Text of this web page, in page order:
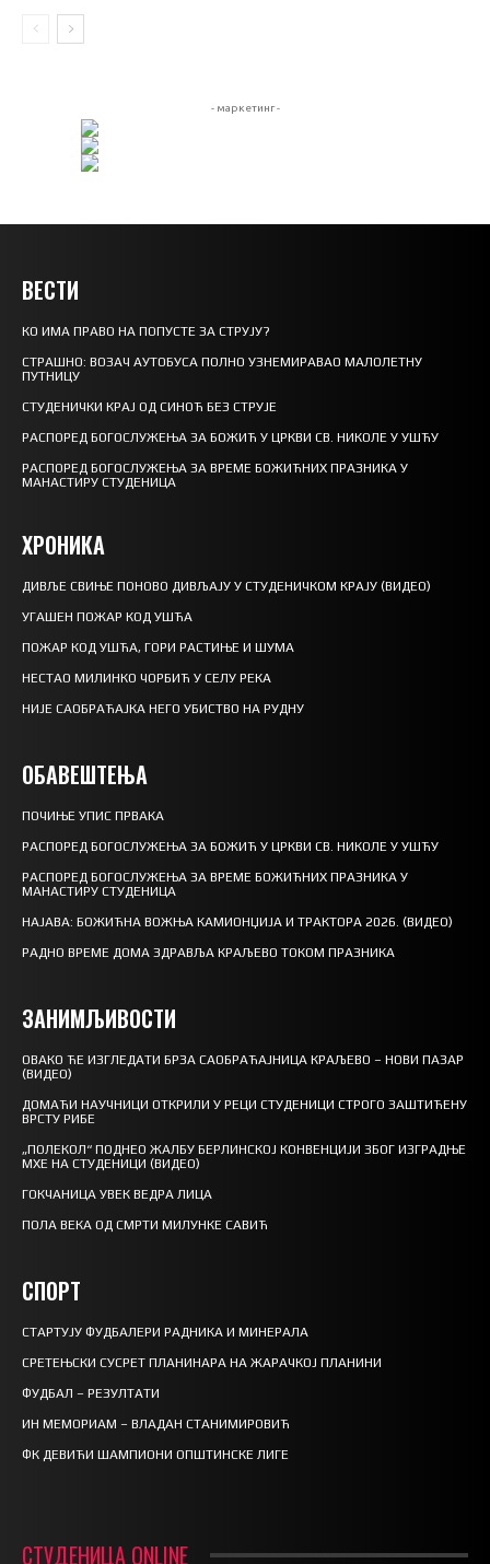
- маркетинг -
ВЕСТИ
КО ИМА ПРАВО НА ПОПУСТЕ ЗА СТРУЈУ?
СТРАШНО: ВОЗАЧ АУТОБУСА ПОЛНО УЗНЕМИРАВАО МАЛОЛЕТНУ
ПУТНИЦУ
СТУДЕНИЧКИ КРАЈ ОД СИНОЋ БЕЗ СТРУЈЕ
РАСПОРЕД БОГОСЛУЖЕЊА ЗА БОЖИЋ У ЦРКВИ СВ. НИКОЛЕ У УШЋУ
РАСПОРЕД БОГОСЛУЖЕЊА ЗА ВРЕМЕ БОЖИЋНИХ ПРАЗНИКА У
МАНАСТИРУ СТУДЕНИЦА
ХРОНИКА
ДИВЉЕ СВИЊЕ ПОНОВО ДИВЉАЈУ У СТУДЕНИЧКОМ КРАЈУ (ВИДЕО)
УГАШЕН ПОЖАР КОД УШЋА
ПОЖАР КОД УШЋА, ГОРИ РАСТИЊЕ И ШУМА
НЕСТАО МИЛИНКО ЧОРБИЋ У СЕЛУ РЕКА
НИЈЕ САОБРАЋАЈКА НЕГО УБИСТВО НА РУДНУ
ОБАВЕШТЕЊА
ПОЧИЊЕ УПИС ПРВАКА
РАСПОРЕД БОГОСЛУЖЕЊА ЗА БОЖИЋ У ЦРКВИ СВ. НИКОЛЕ У УШЋУ
РАСПОРЕД БОГОСЛУЖЕЊА ЗА ВРЕМЕ БОЖИЋНИХ ПРАЗНИКА У
МАНАСТИРУ СТУДЕНИЦА
НАЈАВА: БОЖИЋНА ВОЖЊА КАМИОНЏИЈА И ТРАКТОРА 2026. (ВИДЕО)
РАДНО ВРЕМЕ ДОМА ЗДРАВЉА КРАЉЕВО ТОКОМ ПРАЗНИКА
ЗАНИМЉИВОСТИ
ОВАКО ЋЕ ИЗГЛЕДАТИ БРЗА САОБРАЋАЈНИЦА КРАЉЕВО – НОВИ ПАЗАР
(ВИДЕО)
ДОМАЋИ НАУЧНИЦИ ОТКРИЛИ У РЕЦИ СТУДЕНИЦИ СТРОГО ЗАШТИЋЕНУ
ВРСТУ РИБЕ
„ПОЛЕКОЛ“ ПОДНЕО ЖАЛБУ БЕРЛИНСКОЈ КОНВЕНЦИЈИ ЗБОГ ИЗГРАДЊЕ
МХЕ НА СТУДЕНИЦИ (ВИДЕО)
ГОКЧАНИЦА УВЕК ВЕДРА ЛИЦА
ПОЛА ВЕКА ОД СМРТИ МИЛУНКЕ САВИЋ
СПОРТ
СТАРТУЈУ ФУДБАЛЕРИ РАДНИКА И МИНЕРАЛА
СРЕТЕЊСКИ СУСРЕТ ПЛАНИНАРА НА ЖАРАЧКОЈ ПЛАНИНИ
ФУДБАЛ – РЕЗУЛТАТИ
ИН МЕМОРИАМ – ВЛАДАН СТАНИМИРОВИЋ
ФК ДЕВИЋИ ШАМПИОНИ ОПШТИНСКЕ ЛИГЕ
СТУДЕНИЦА ONLINE